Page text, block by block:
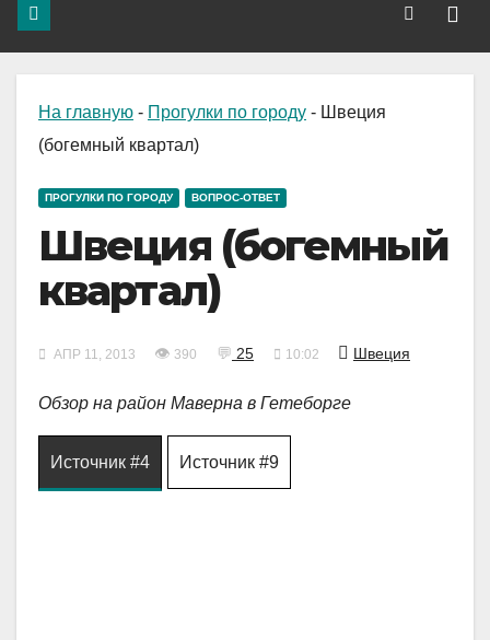
На главную - Прогулки по городу - Швеция
(богемный квартал)
ПРОГУЛКИ ПО ГОРОДУ ВОПРОС-ОТВЕТ
Швеция (богемный
квартал)
АПР 11, 2013 👁 390 💬 25 10:02 Швеция
Обзор на район Маверна в Гетеборге
Источник #4 Источник #9